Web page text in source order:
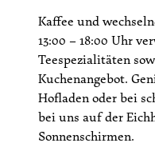
Kaffee und
13:00 – 18:00 Uhr
Teespezialitäten
Kuchenangebot.
Hofladen oder bei
bei uns auf der
Sonnenschirmen.